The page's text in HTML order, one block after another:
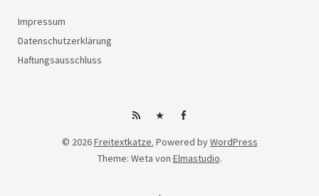
Impressum
Datenschutzerklärung
Haftungsausschluss
Subscribe
on
iTunesFacebook
© 2026Freitextkatze. Powered byWordPress
Theme: Weta von Elmastudio.